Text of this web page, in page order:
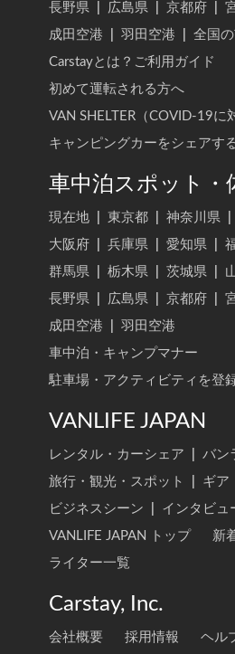
長野県
広島県 京都府
成田空港
羽田空港
全国
Carstayとは？ご利用ガイド
初めて運転される方へ
VAN SHELTER（COVID-19に
キャンピングカーをシェアす
車中泊スポット・
現在地 東京都 神奈川県
大阪府
兵庫県 愛知県
群馬県
栃木県 茨城県
長野県
広島県 京都府
成田空港
羽田空港
車中泊・キャンプマナー
駐車場・アクティビティを登
VANLIFE JAPAN
レンタル・カーシェア バン
旅行・観光・スポット
ギア
ビジネスシーン
インタビュ
VANLIFE JAPAN トップ
新
ライター一覧
Carstay, Inc.
会社概要 採用情報 ヘル